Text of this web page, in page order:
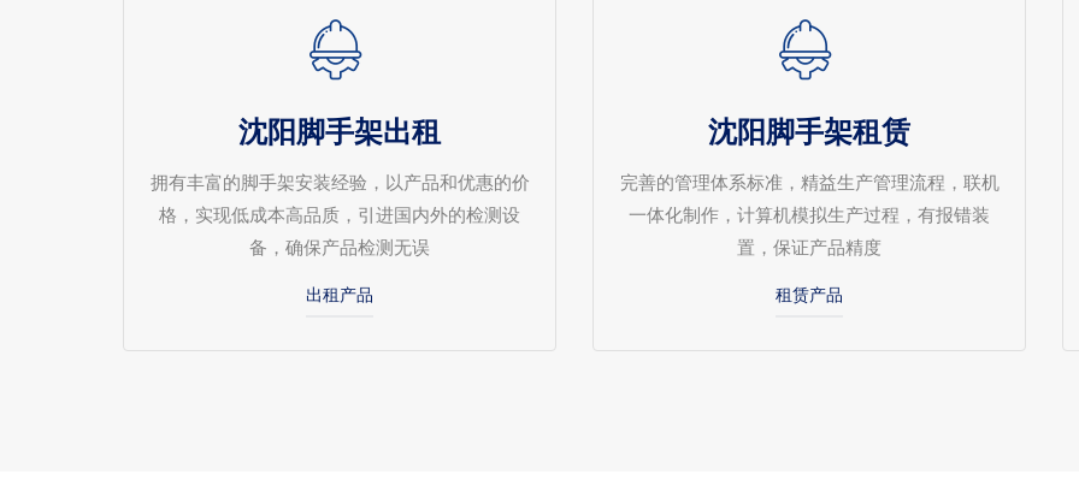
沈阳脚手架出租
拥有丰富的脚手架安装经验，以产品和优惠的价
格，实现低成本高品质，引进国内外的检测设
备，确保产品检测无误
出租产品
沈阳脚手架租赁
完善的管理体系标准，精益生产管理流程，联机
一体化制作，计算机模拟生产过程，有报错装
置，保证产品精度
租赁产品